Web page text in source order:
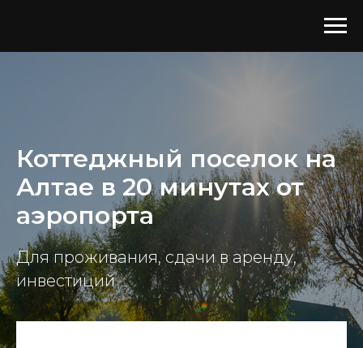
Коттеджный поселок на
Алтае в 20 минутах от
аэропорта
Для проживания, сдачи в аренду,
инвестиций